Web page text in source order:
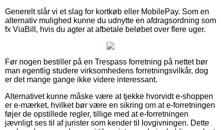
Generelt slår vi et slag for kortkøb eller MobilePay. Som en
alternativ mulighed kunne du udnytte en afdragsordning som
fx ViaBill, hvis du agter at afbetale beløbet over flere uger.
Før nogen bestiller på en Trespass forretning på nettet bør
man egentlig studere virksomhedens forretningsvilkår, dog
er det mange gange ikke videre interessant.
Alternativet kunne måske være at tjekke hvorvidt e-shoppen
er e-mærket, hvilket bør være en sikring om at e-forretningen
føjer de opstillede regler, tillige med at e-forretningen
jævnligt ses til af jurister som kender til lovgivningen. Dette